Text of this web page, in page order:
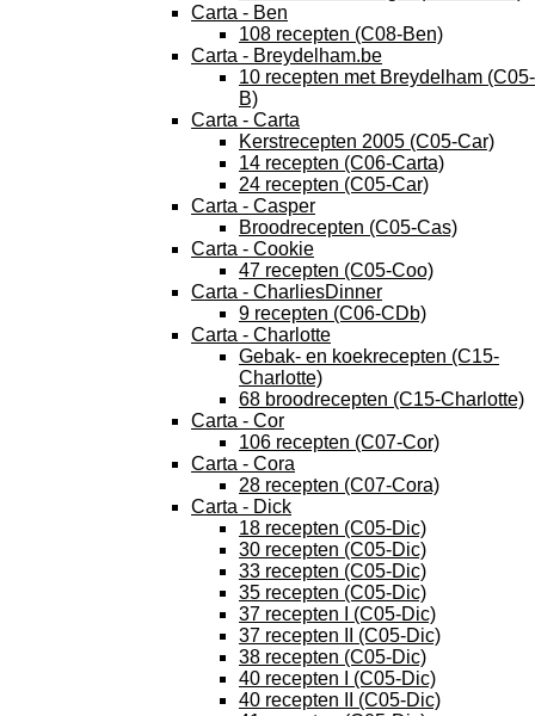
Carta - Ben
108 recepten (C08-Ben)
Carta - Breydelham.be
10 recepten met Breydelham (C05-
B)
Carta - Carta
Kerstrecepten 2005 (C05-Car)
14 recepten (C06-Carta)
24 recepten (C05-Car)
Carta - Casper
Broodrecepten (C05-Cas)
Carta - Cookie
47 recepten (C05-Coo)
Carta - CharliesDinner
9 recepten (C06-CDb)
Carta - Charlotte
Gebak- en koekrecepten (C15-
Charlotte)
68 broodrecepten (C15-Charlotte)
Carta - Cor
106 recepten (C07-Cor)
Carta - Cora
28 recepten (C07-Cora)
Carta - Dick
18 recepten (C05-Dic)
30 recepten (C05-Dic)
33 recepten (C05-Dic)
35 recepten (C05-Dic)
37 recepten I (C05-Dic)
37 recepten II (C05-Dic)
38 recepten (C05-Dic)
40 recepten I (C05-Dic)
40 recepten II (C05-Dic)